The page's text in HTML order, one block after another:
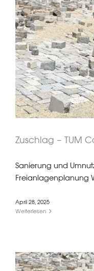
Zuschlag –
Zuschlag – TUM
Sanierung und
Freianlagenplanung
April 28, 2025
Weiterlesen